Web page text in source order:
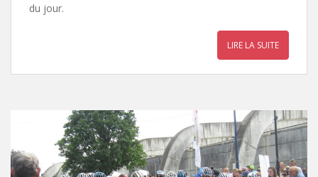
du jour.
LIRE LA SUITE